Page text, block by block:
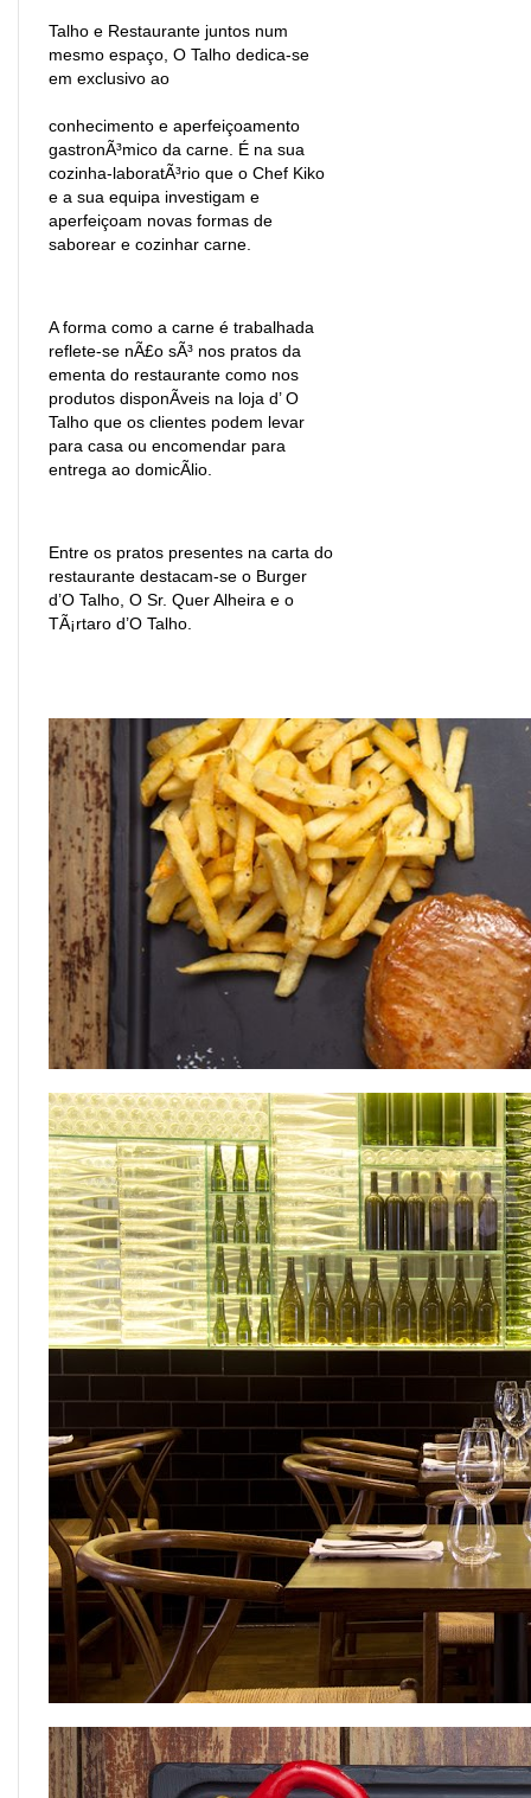
Talho e Restaurante juntos num
mesmo espaço, O Talho dedica-se
em exclusivo ao
conhecimento e aperfeiçoamento
gastronÃ³mico da carne. É na sua
cozinha-laboratÃ³rio que o Chef Kiko
e a sua equipa investigam e
aperfeiçoam novas formas de
saborear e cozinhar carne.
A forma como a carne é trabalhada
reflete-se nÃ£o sÃ³ nos pratos da
ementa do restaurante como nos
produtos disponÃ­veis na loja d’ O
Talho que os clientes podem levar
para casa ou encomendar para
entrega ao domicÃ­lio.
Entre os pratos presentes na carta do
restaurante destacam-se o Burger
d’O Talho, O Sr. Quer Alheira e o
TÃ¡rtaro d’O Talho.